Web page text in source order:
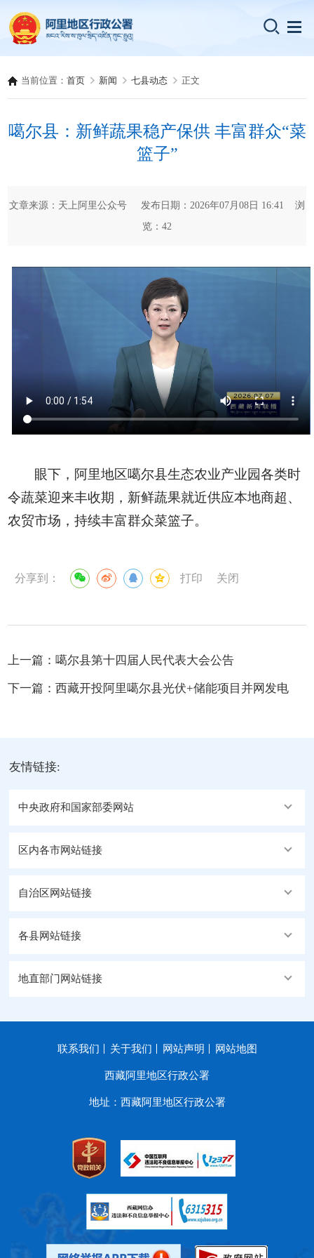
当前位置：首页 新闻 七县动态 正文
噶尔县：新鲜蔬果稳产保供 丰富群众“菜
篮子”
文章来源：天上阿里公众号 发布日期：2026年07月08日 16:41 浏
览： 42
眼下，阿里地区噶尔县生态农业产业园各类时
令蔬菜迎来丰收期，新鲜蔬果就近供应本地商超、
农贸市场，持续丰富群众菜篮子。
分享到： 打印 关闭
上一篇：噶尔县第十四届人民代表大会公告
下一篇： 西藏开投阿里噶尔县光伏+储能项目并网发电
友情链接:
中央政府和国家部委网站
区内各市网站链接
自治区网站链接
各县网站链接
地直部门网站链接
联系我们 关于我们 网站声明 网站地图
西藏阿里地区行政公署
地址：西藏阿里地区行政公署